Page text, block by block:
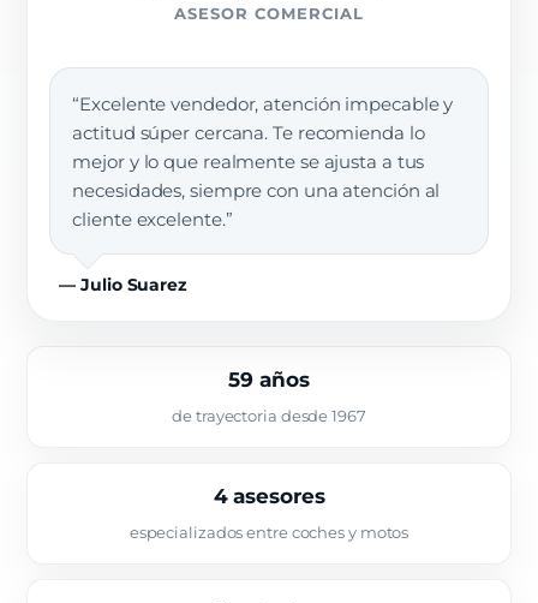
ASESOR COMERCIAL
“Excelente vendedor, atención impecable y
actitud súper cercana. Te recomienda lo
mejor y lo que realmente se ajusta a tus
necesidades, siempre con una atención al
cliente excelente.”
— Julio Suarez
59 años
de trayectoria desde 1967
4 asesores
especializados entre coches y motos